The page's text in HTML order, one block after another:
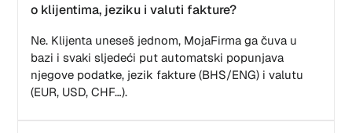
o klijentima, jeziku i valuti fakture?
Ne. Klijenta uneseš jednom, MojaFirma ga čuva u
bazi i svaki sljedeći put automatski popunjava
njegove podatke, jezik fakture (BHS/ENG) i valutu
(EUR, USD, CHF…).